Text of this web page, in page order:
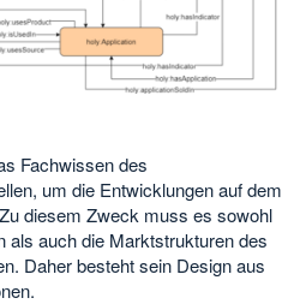
Fachwissen des
um die Entwicklungen auf dem
diesem Zweck muss es sowohl
als auch die Marktstrukturen des
Daher besteht sein Design aus